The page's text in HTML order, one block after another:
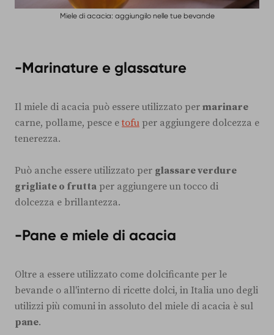
Miele di acacia: aggiungilo nelle tue bevande
-Marinature e glassature
Il miele di acacia può essere utilizzato per marinare
carne, pollame, pesce etofu per aggiungere dolcezza e
tenerezza.
Può anche essere utilizzato per glassare verdure
grigliate o frutta per aggiungere un tocco di
dolcezza e brillantezza.
-Pane e miele di acacia
Oltre a essere utilizzato come dolcificante per le
bevande o all'interno di ricette dolci, in Italia uno degli
utilizzi più comuni in assoluto del miele di acacia è sul
pane.